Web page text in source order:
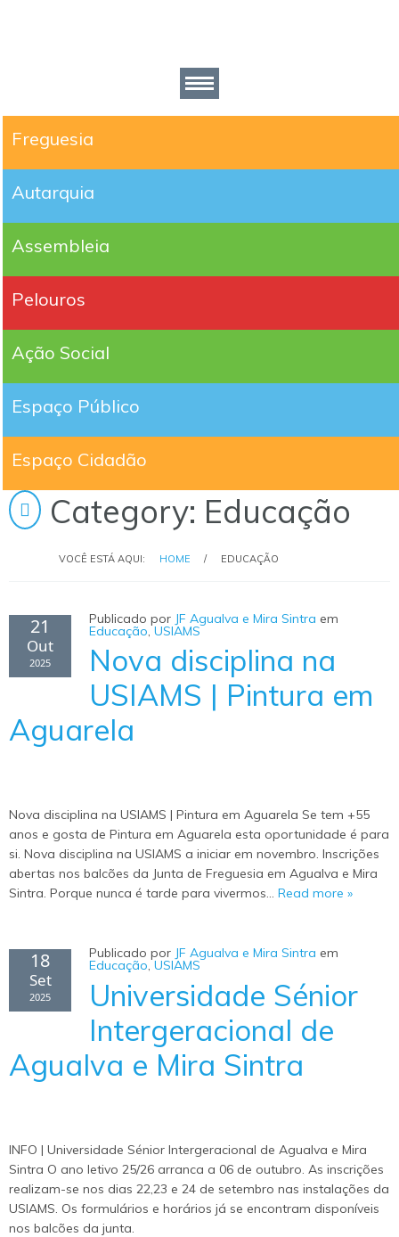
Freguesia
Autarquia
Assembleia
Pelouros
Ação Social
Espaço Público
Espaço Cidadão
Category: Educação
VOCÊ ESTÁ AQUI: HOME / EDUCAÇÃO
21
Out
2025
Publicado por JF Agualva e Mira Sintra em
Educação ,USIAMS
Nova disciplina na
USIAMS | Pintura em
Aguarela
Nova disciplina na USIAMS | Pintura em Aguarela Se tem +55
anos e gosta de Pintura em Aguarela esta oportunidade é para
si. Nova disciplina na USIAMS a iniciar em novembro. Inscrições
abertas nos balcões da Junta de Freguesia em Agualva e Mira
Sintra. Porque nunca é tarde para vivermos… Read more »
18
Set
2025
Publicado por JF Agualva e Mira Sintra em
Educação,USIAMS
Universidade Sénior
Intergeracional de
Agualva e Mira Sintra
INFO | Universidade Sénior Intergeracional de Agualva e Mira
Sintra O ano letivo 25/26 arranca a 06 de outubro. As inscrições
realizam-se nos dias 22,23 e 24 de setembro nas instalações da
USIAMS. Os formulários e horários já se encontram disponíveis
nos balcões da junta.